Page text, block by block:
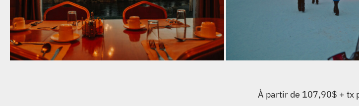
À partir de 107,90$ + tx